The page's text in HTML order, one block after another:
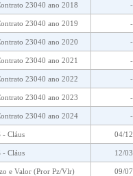
23040 ano 2018
23040 ano 2019
23040 ano 2020
23040 ano 2021
23040 ano 2022
23040 ano 2023
23040 ano 2024
- Cláus 04/
- Cláus 12/
e Valor (Pror Pz/Vlr) 09/